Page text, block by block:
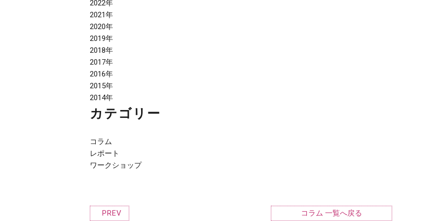
2022年
2021年
2020年
2019年
2018年
2017年
2016年
2015年
2014年
カテゴリー
コラム
レポート
ワークショップ
PREV コラム 一覧へ戻る